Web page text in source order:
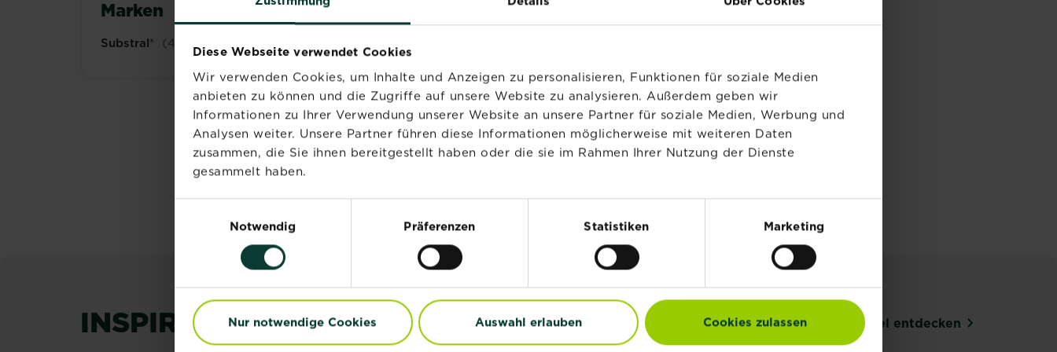
Diese Webseite verwendet Cookies
Wir verwenden Cookies, um Inhalte und Anzeigen zu personalisieren, Funktionen für soziale Medien
anbieten zu können und die Zugriffe auf unsere Website zu analysieren. Außerdem geben wir
Informationen zu Ihrer Verwendung unserer Website an unsere Partner für soziale Medien, Werbung und
Analysen weiter. Unsere Partner führen diese Informationen möglicherweise mit weiteren Daten
zusammen, die Sie ihnen bereitgestellt haben oder die sie im Rahmen Ihrer Nutzung der Dienste
gesammelt haben.
Notwendig
Präferenzen Statistiken Marketing
Nur notwendige Cookies Auswahl erlauben Cookies zulassen
Marken
Substral® (4)
Jetzt kaufenSUBSTRAL® Rasen-Vital
Händler und Verfügbarkeit
vergleichen
INSPIRATION & RATGEBER Alle Artikel entdecken